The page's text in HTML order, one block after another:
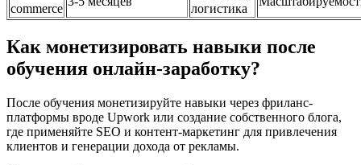
commerce
логистика
Как монетизировать навыки после
обучения онлайн-заработку?
После обучения монетизируйте навыки через фриланс-
платформы вроде Upwork или создание собственного блога,
где применяйте SEO и контент-маркетинг для привлечения
клиентов и генерации дохода от рекламы.